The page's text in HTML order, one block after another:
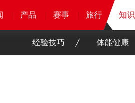
产品 赛事
产品 赛事 旅行 知识
产品 赛事 旅行 知识
产品 赛事 旅行 知识
经验技巧 体能健康